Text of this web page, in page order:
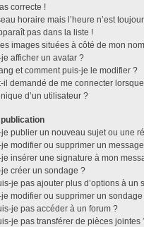
correcte !
horaire mais l’heure n’est
pas dans la liste !
images situées à côté de mon
afficher un avatar ?
et comment puis-je le modifier ?
il demandé de me connecter
d’un utilisateur ?
publier un nouveau sujet ou une
modifier ou supprimer un
insérer une signature à mon
créer un sondage ?
je pas ajouter plus d’options à un
modifier ou supprimer un sondage
je pas accéder à un forum ?
je pas transférer de pièces jointes